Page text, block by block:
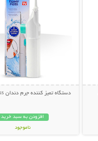
دستگاه تمیز کننده جرم دندان Power Floss
افزودن به سبد خرید
ناموجود